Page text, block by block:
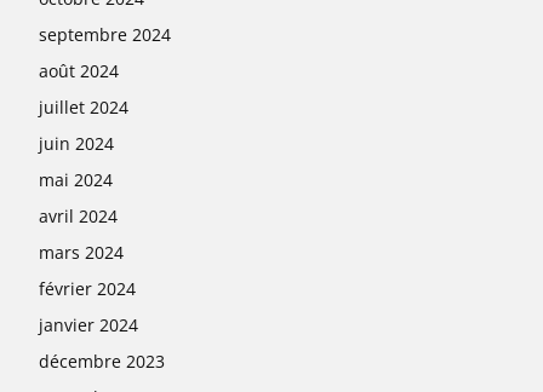
septembre 2024
août 2024
juillet 2024
juin 2024
mai 2024
avril 2024
mars 2024
février 2024
janvier 2024
décembre 2023